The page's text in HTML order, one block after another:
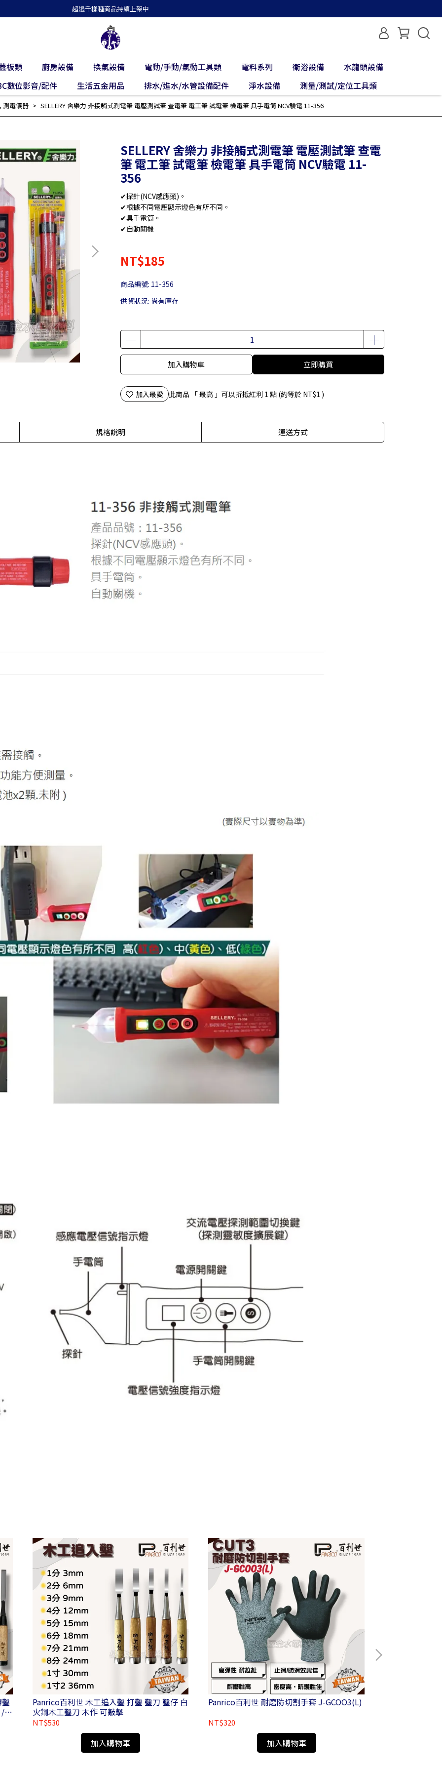
超過千樣種商品持續上架中
板類 廚房設備 換氣設備 電動/手動/氣動工具類 電料系列 衛浴設備
水龍頭設備
數位影音/配件
生活五金用品 排水/進水/水管設備配件 淨水設備 測量/測試/定位工具類
測電儀器 SELLERY 舍樂力 非接觸式測電筆 電壓測試筆 查電筆 電工筆 試電筆 檢電筆 具手電筒 NCV驗電 11-356
SELLERY 舍樂力 非接觸式測電筆 電壓測試筆 查電
筆 電工筆 試電筆 檢電筆 具手電筒 NCV驗電 11-
356
✔探針(NCV感應頭)。
✔根據不同電壓顯示燈色有所不同。
✔具手電筒。
✔自動關機
NT$185
商品編號: 11-356
供貨狀況: 尚有庫存
加入購物車 立即購買
加入最愛 此商品 「 最高 」可以折抵紅利 1 點 (約等於 NT$1 )
規格說明 運送方式
/
Panrico百利世 木工追入鑿 打鑿 鑿刀 鑿仔 白
火鋼木工鑿刀 木作 可敲擊
NT$530
加入購物車
Panrico百利世 耐磨防切割手套 J-GCOO3(L)
NT$320
加入購物車